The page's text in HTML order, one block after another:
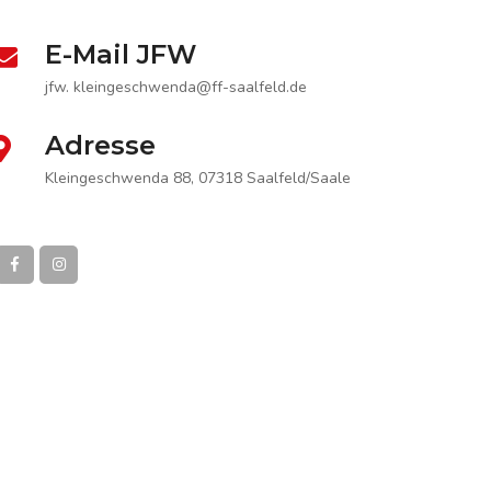
E-Mail JFW
jfw. kleingeschwenda@ff-saalfeld.de
Adresse
Kleingeschwenda 88, 07318 Saalfeld/Saale